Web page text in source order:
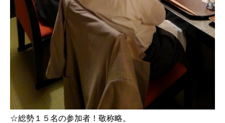
☆総勢１５名の参加者！敬称略。